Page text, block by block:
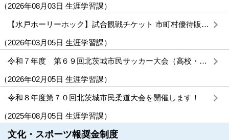
（2026年08月03日 生涯学習課）
【水戸ホーリーホック】試合観戦チケット 市町村優待販売のご案内
（2026年03月05日 生涯学習課）
令和７年度 第６９回北茨城市民サッカー大会（高校・一般）を開催します！
（2026年02月05日 生涯学習課）
令和８年度第７０回北茨城市民柔道大会を開催します！
（2025年08月05日 生涯学習課）
文化・スポーツ報奨金制度